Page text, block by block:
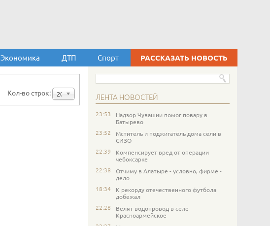
Экономика ДТП Спорт РАССКАЗАТЬ НОВОСТЬ
Кол-во строк:
20 ЛЕНТА НОВОСТЕЙ
23:53
Надзор Чувашии помог повару в
Батырево
23:52
Мститель и поджигатель дома сели в
СИЗО
22:39
Компенсирует вред от операции
чебоксарке
22:38
Отчиму в Алатыре - условно, фирме -
дело
18:34
К рекорду отечественного футбола
добежал
22:28
Велят водопровод в селе
Красноармейское